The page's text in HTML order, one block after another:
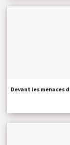
Devant les menaces